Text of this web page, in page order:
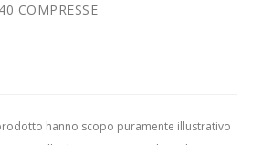
COMPRESSE
hanno scopo puramente illustrativo